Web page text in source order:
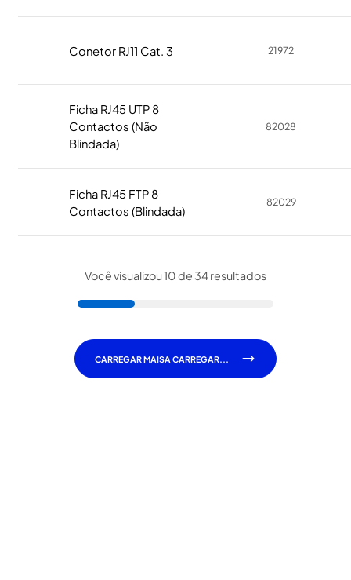
Conetor RJ11 Cat. 3 21972
Ficha RJ45 UTP 8
Contactos (Não
Blindada)
82028
Ficha RJ45 FTP 8
Contactos (Blindada)
82029
Você visualizou 10 de 34 resultados
CARREGAR MAISA CARREGAR...